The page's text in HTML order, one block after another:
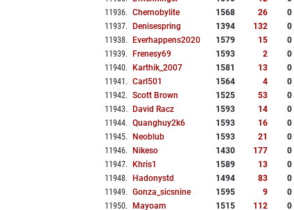
11936. Chernobylite 1568 26
0
11937. Denisespring 1394 132
0
11938. Everhappens2020 1579 15
0
11939. Frenesy69 1593 2
0
11940. Karthik_2007 1581 13
0
11941 . Carl501 1564 4
0
11942. Scott Brown 1525 53
0
11943. David Racz 1593 14
0
11944. Quanghuy2k6 1593 16
0
11945. Neoblub 1593 21
0
11946. Nikeso 1430 177
0
11947. Khris1 1589 13
0
11948. Hadonystd 1494 83
0
11949. Gonza_sicsnine 1595 9
0
11950. Mayoam 1515 112 0